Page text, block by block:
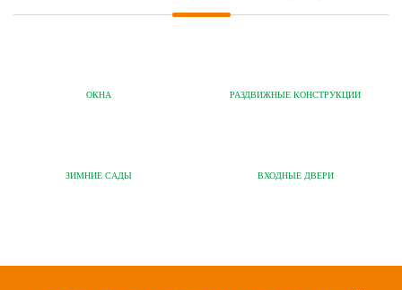
ОКНА РАЗДВИЖНЫЕ КОНСТРУКЦИИ
ЗИМНИЕ САДЫ ВХОДНЫЕ ДВЕРИ